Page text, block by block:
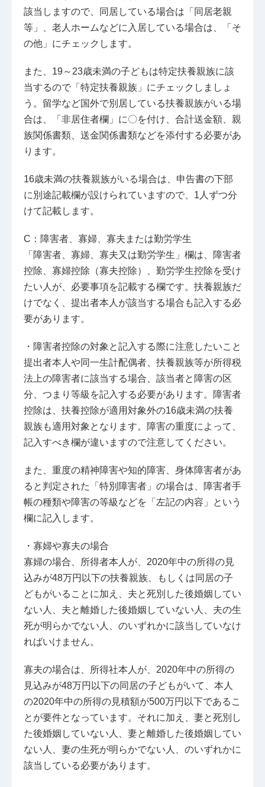
該当しますので、同居している場合は「同居老親
等」、老人ホームなどに入居している場合は、「そ
の他」にチェックします。
また、19～23歳未満の子どもは特定扶養親族に該
当するので「特定扶養親族」にチェックしましょ
う。留学など国外で別居している扶養親族がいる場
合は、「非居住者欄」に〇を付け、合計送金額、親
族関係書類、送金関係書類などを添付する必要があ
ります。
16歳未満の扶養親族がいる場合は、申告書の下部
に別途記載欄が設けられていますので、1人ずつ分
けて記載します。
C：障害者、寡婦、寡夫または勤労学生
「障害者、寡婦、寡夫又は勤労学生」欄は、障害者
控除、寡婦控除（寡夫控除）、勤労学生控除を受け
たい人が、必要事項を記載する欄です。扶養親族だ
けでなく、提出者本人が該当する場合も記入する必
要があります。
・障害者控除の対象と記入する際に注意したいこと
提出者本人や同一生計配偶者、扶養親族等が所得税
法上の障害者に該当する場合、該当者と障害の区
分、つまり等級を記入する必要があります。障害者
控除は、扶養控除が適用対象外の16歳未満の扶養
親族も適用対象となります。障害の重度によって、
記入すべき欄が違いますので注意してください。
また、重度の精神障害や知的障害、身体障害者があ
ると判定された「特別障害者」の場合は、障害者手
帳の種類や障害の等級などを「左記の内容」という
欄に記入します。
・寡婦や寡夫の場合
寡婦の場合、所得者本人が、2020年中の所得の見
込みが48万円以下の扶養親族、もしくは同居の子
どもがいることに加え、夫と死別した後婚姻してい
ない人、夫と離婚した後婚姻していない人、夫の生
死が明らかでない人、のいずれかに該当していなけ
ればいけません。
寡夫の場合は、所得社本人が、2020年中の所得の
見込みが48万円以下の同居の子どもがいて、本人
の2020年中の所得の見積額が500万円以下であるこ
とが要件となっています。それに加え、妻と死別し
た後婚姻していない人、妻と離婚した後婚姻してい
ない人、妻の生死が明らかでない人、のいずれかに
該当している必要があります。